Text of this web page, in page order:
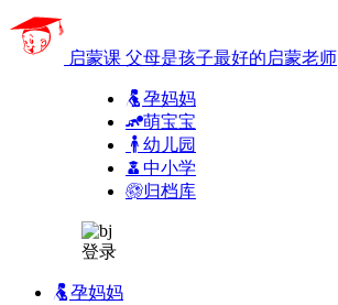
启蒙课 父母是孩子最好的启蒙老师
孕妈妈
萌宝宝
幼儿园
中小学
归档库
登录
孕妈妈